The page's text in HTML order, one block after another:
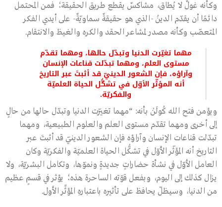
وكأنه غولٌ لا يُطاق، مشاكسٌ يقطع طريق الحقيقة؛ فمن المحتمل
دائمًا أن يقدّم الدينُ -الذي هو حقيقةٌ سماويّةٌ- على أيدي الفكر
المتعصّب وكأنه مصدر لمشاعر الحقد والكره والغيظ والانتقام.
مهما تغيّرت الدنيا وتبدّل حالها، ومهما تقدّم
مستوى العلم، ومهما تبدّلت قناعات الإنسان
وآراؤه، فإن الشعور الدينيّ قد أثبتَ عبر التاريخ
أنه المؤثّر الأوّل في تشكُّل الحياة العلميّة
والفكريّة.
ويؤمن فتح الله كُولَنْ بأنه: “مهما تغيّرت الدنيا وتبدّل حالها من حالٍ
إلى أخرى ومهما تقدّم مستوى العلم والعلوم الطبيعية، ومهما
تبدّلت قناعات الإنسان وآراؤه فإن الشعور الدينيّ قد أثبتَ عبر
التاريخ أنه المؤثّر الأوّل في تشكُّل الحياة العلميّة والفكريّة وكان
العامل الأوّل في نشأة حضاراتٍ جديدةٍ ونموّها، وتكامل البشريّة، ولا
يزال كذلك إلى اليوم، وبفعل قوّته الساحرة هذه؛ يؤثر في قسمٍ عظيم
من الدنيا، وسيظلّ يحافظ على تأثيره باعتبارهِ المؤثِّر الأول.